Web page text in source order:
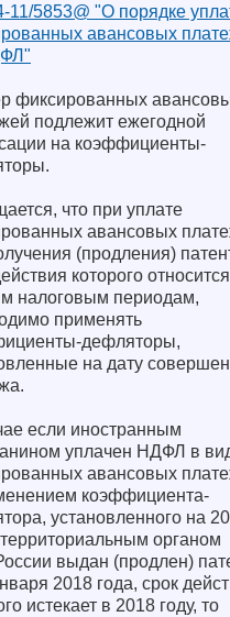
11/5853@ "О порядке
авансовых
фиксированных
подлежит ежегодной
на коэффициенты-
что при уплате
авансовых
(продления)
которого
налоговым периодам,
применять
дефляторы,
на дату
если иностранным
уплачен НДФЛ в
авансовых
коэффициента-
установленного на
территориальным органом
выдан (продлен)
2018 года, срок
истекает в 2018 году, то